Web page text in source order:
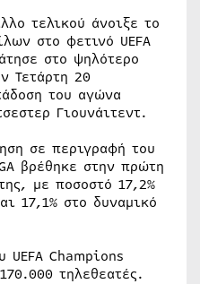
τελικού άνοιξε το
στο φετινό UEFA
στο ψηλότερο
Τετάρτη 20
του αγώνα
Γιουνάιτεντ.
σε περιγραφή του
βρέθηκε στην πρώτη
με ποσοστό 17,2%
17,1% στο δυναμικό
Champions
τηλεθεατές.